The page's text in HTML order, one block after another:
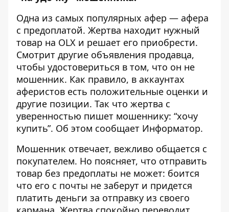
Одна из самых популярных афер — афера
с предоплатой. Жертва находит нужный
товар на OLX и решает его приобрести.
Смотрит другие объявления продавца,
чтобы удостовериться в том, что он не
мошенник. Как правило, в аккаунтах
аферистов есть положительные оценки и
другие позиции. Так что жертва с
уверенностью пишет мошеннику: “хочу
купить”. Об этом сообщает Информатор.
Мошенник отвечает, вежливо общается с
покупателем. Но поясняет, что отправить
товар без предоплаты не может: боится
что его с почты не заберут и придется
платить деньги за отправку из своего